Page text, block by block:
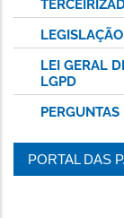
LEGISLAÇÃO
LEI GERAL
LGPD
PORTAL DAS